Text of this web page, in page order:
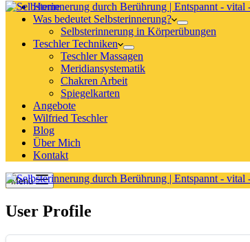
Home
Was bedeutet Selbsterinnerung?
Selbsterinnerung in Körperübungen
Teschler Techniken
Teschler Massagen
Meridiansystematik
Chakren Arbeit
Spiegelkarten
Angebote
Wilfried Teschler
Blog
Über Mich
Kontakt
Menü
User Profile